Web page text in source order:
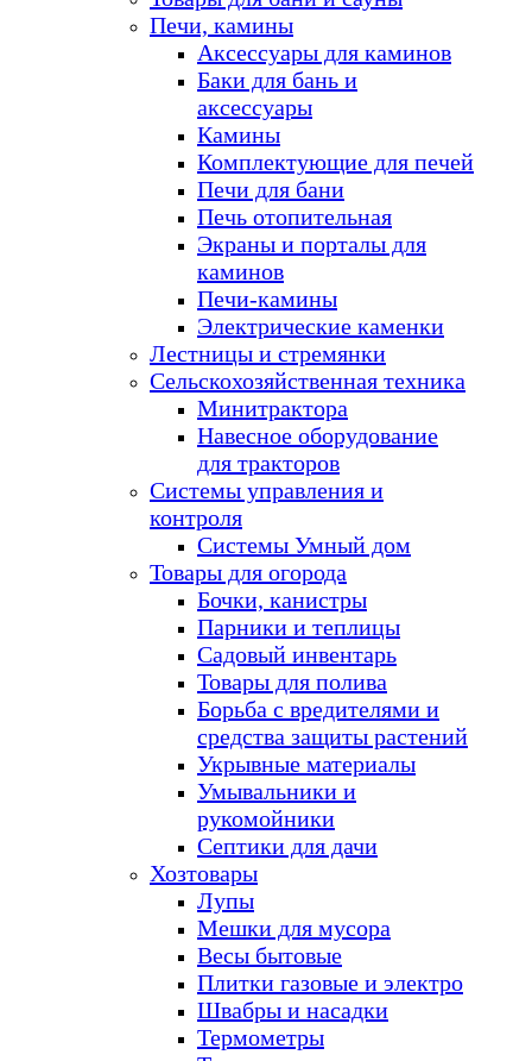
Печи, камины
Аксессуары для каминов
Баки для бань и
аксессуары
Камины
Комплектующие для печей
Печи для бани
Печь отопительная
Экраны и порталы для
каминов
Печи-камины
Электрические каменки
Лестницы и стремянки
Сельскохозяйственная техника
Минитрактора
Навесное оборудование
для тракторов
Системы управления и
контроля
Системы Умный дом
Товары для огорода
Бочки, канистры
Парники и теплицы
Садовый инвентарь
Товары для полива
Борьба с вредителями и
средства защиты растений
Укрывные материалы
Умывальники и
рукомойники
Септики для дачи
Хозтовары
Лупы
Мешки для мусора
Весы бытовые
Плитки газовые и электро
Швабры и насадки
Термометры